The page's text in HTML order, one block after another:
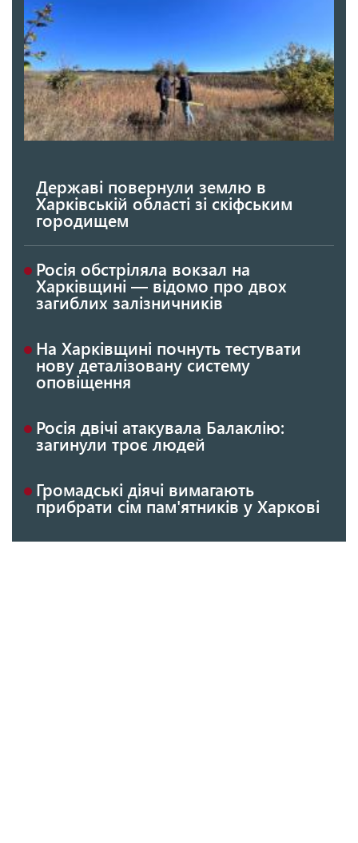
Державі повернули землю в
Харківській області зі скіфським
городищем
Росія обстріляла вокзал на
Харківщині — відомо про двох
загиблих залізничників
На Харківщині почнуть тестувати
нову деталізовану систему
оповіщення
Росія двічі атакувала Балаклію:
загинули троє людей
Громадські діячі вимагають
прибрати сім пам'ятників у Харкові